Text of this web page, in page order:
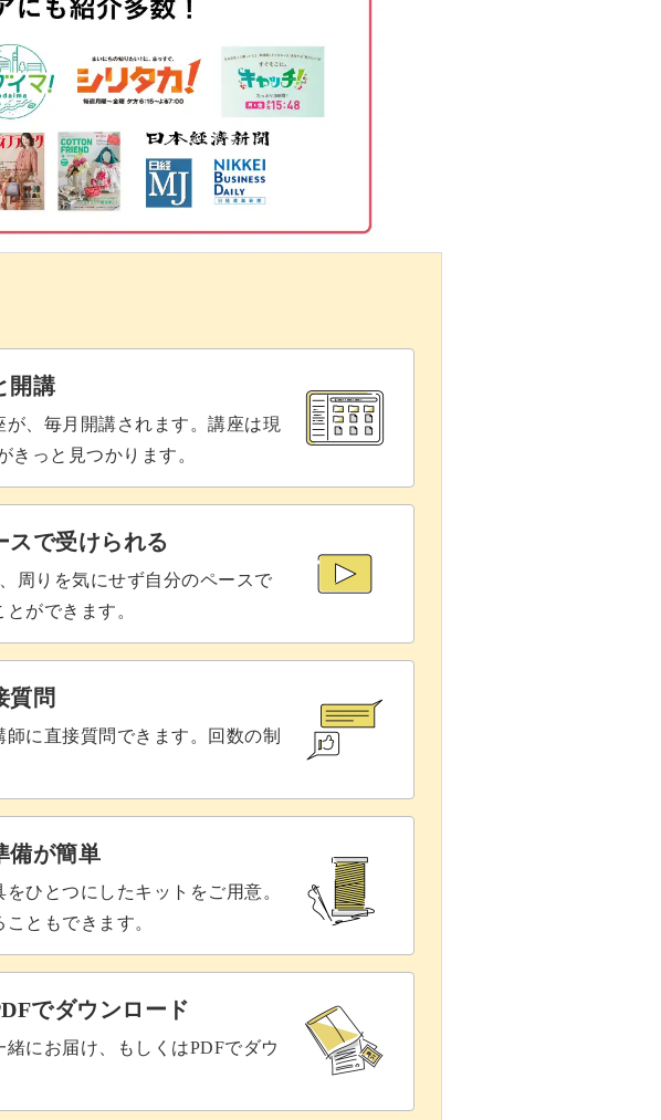
立体的で美しい視覚効果を生み出すスパイラル
どにもぴったりなブレスレットです。
のと違ってより愛着のあるアイテムとなります
レスレット作りに挑戦してみませんか？
開講
、毎月開講されます。講座は現
きっと見つかります。
スで受けられる
周りを気にせず自分のペースで
ができます。
質問
に直接質問できます。回数の制
備が簡単
ひとつにしたキットをご用意。
ともできます。
でダウンロード
にお届け、もしくはPDFでダウ